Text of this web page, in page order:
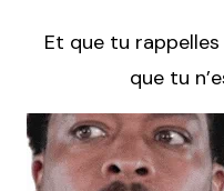
Et que tu
que tu